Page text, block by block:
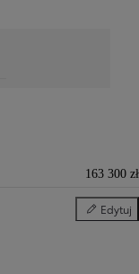
163 300 zł
Edytuj
Napęd